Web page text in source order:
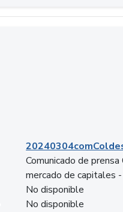
Comunicado de
mercado de capitales
No disponible
No disponible